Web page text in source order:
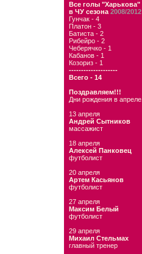
Все голы "Харькова"
в ЧУ сезона 2008/2012
Гунчак - 4
Платон - 3
Батиста - 2
Рибейро - 2
Чеберячко - 1
Кабанов - 1
Козориз - 1
--------------------
Всего - 14
Поздравляем!!!
Дни рождения в апреле.
13 апреля
Андрей Сытников
массажист
18 апреля
Алексей Панковец
футболист
20 апреля
Артем Касьянов
футболист
27 апреля
Максим Белый
футболист
29 апреля
Михаил Стельмах
главный тренер